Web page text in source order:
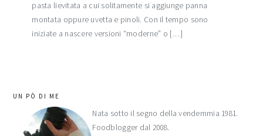
pasta lievitata a cui solitamente si aggiunge panna
montata oppure uvetta e pinoli. Con il tempo sono
iniziate a nascere versioni “moderne” o […]
barra
laterale
UN PÒ DI ME
Nata sotto il segno della vendemmia 1981.
Foodblogger dal 2008.